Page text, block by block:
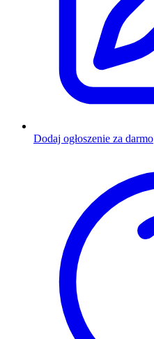
Dodaj ogłoszenie za darmo